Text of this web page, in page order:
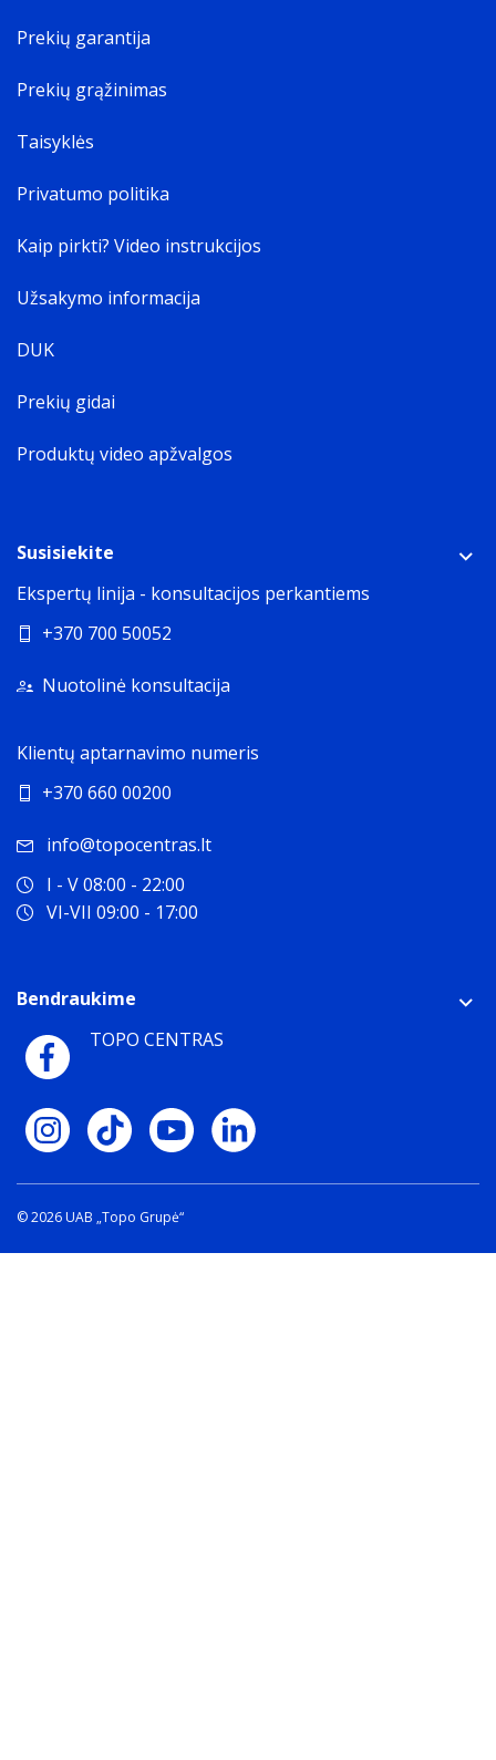
Prekių garantija
Prekių grąžinimas
Taisyklės
Privatumo politika
Kaip pirkti? Video instrukcijos
Užsakymo informacija
DUK
Prekių gidai
Produktų video apžvalgos
Susisiekite
Ekspertų linija - konsultacijos perkantiems
+370 700 50052
Nuotolinė konsultacija
Klientų aptarnavimo numeris
+370 660 00200
info@topocentras.lt
I - V 08:00 - 22:00
VI-VII 09:00 - 17:00
Bendraukime
TOPO CENTRAS
© 2026 UAB „Topo Grupė“